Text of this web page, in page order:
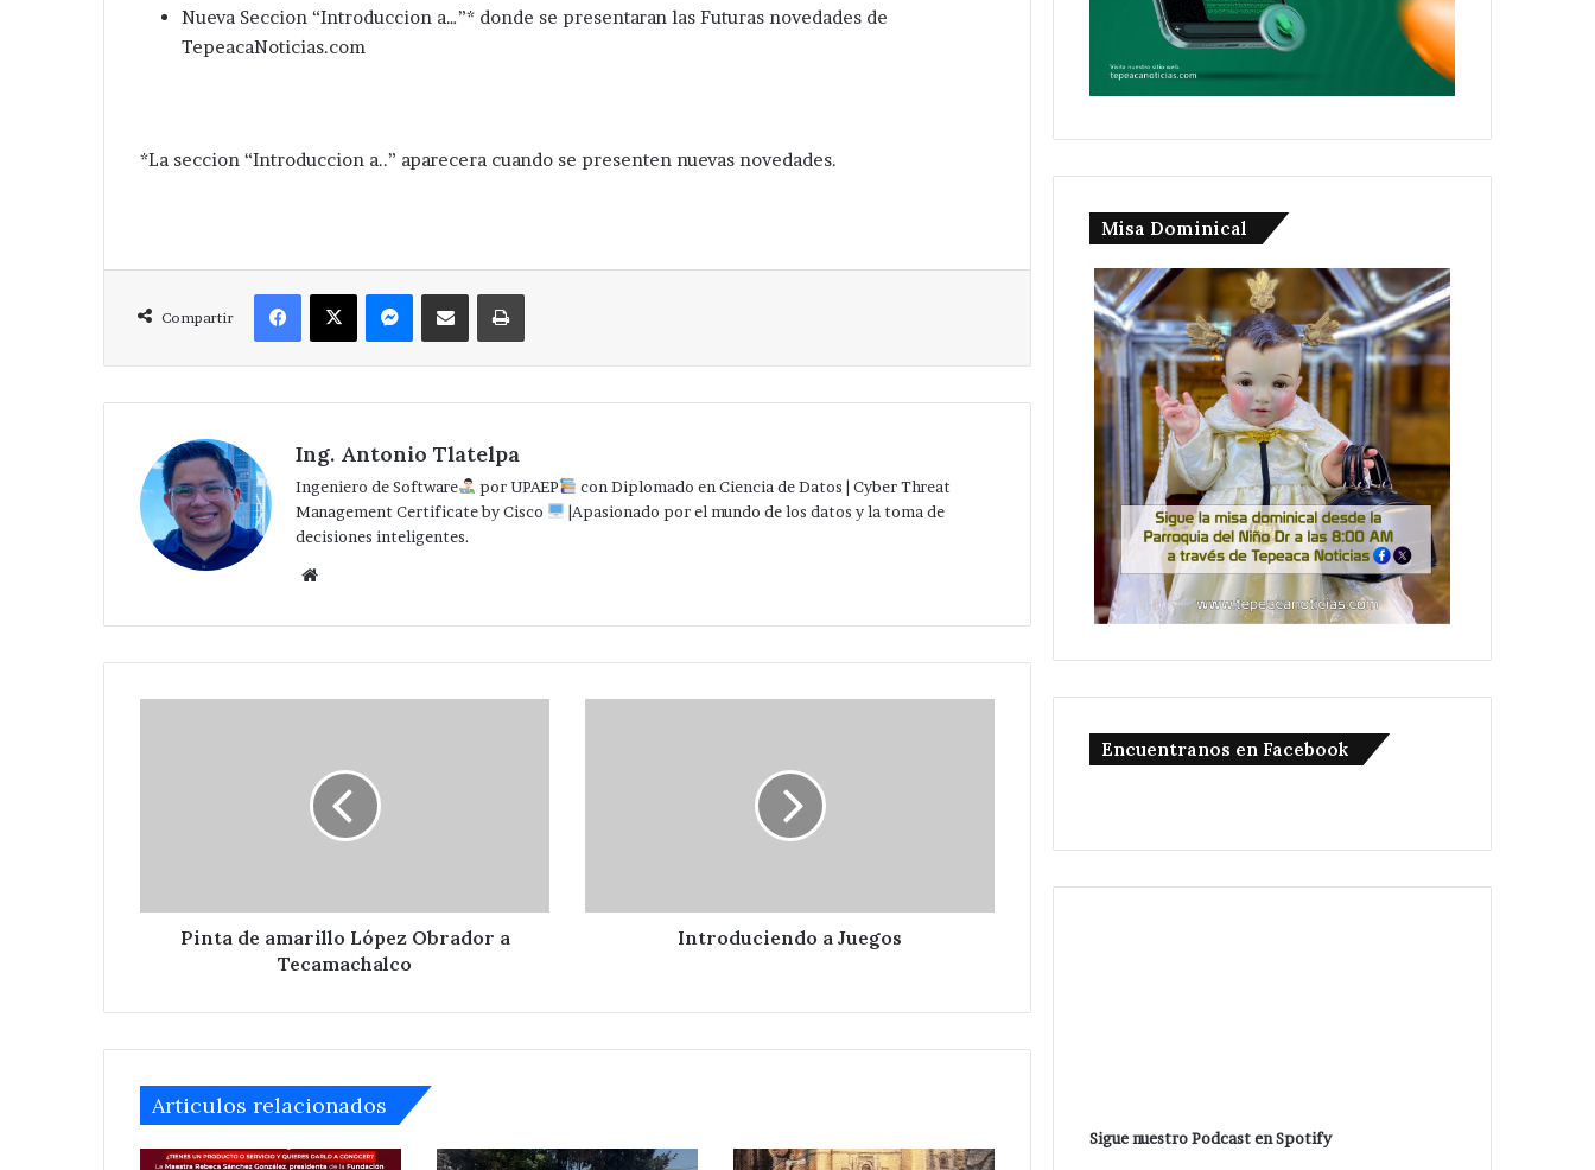
Nueva Seccion “Introduccion a…”* donde se presentaran las Futuras novedades de
TepeacaNoticias.com
*La seccion “Introduccion a..” aparecera cuando se presenten nuevas novedades.
Compartir
Facebook
X MessengerCompartir via CorreoImprimir
Ing. Antonio Tlatelpa
Ingeniero de Software por UPAEP
con Diplomado en Ciencia de Datos | Cyber Threat
Management Certificate by Cisco
|Apasionado por el mundo de los datos y la toma de
decisiones inteligentes.
Pinta de amarillo López Obrador a
Tecamachalco
Introduciendo a Juegos
Articulos relacionados
Misa Dominical
Encuentranos en Facebook
Sigue nuestro Podcast en Spotify